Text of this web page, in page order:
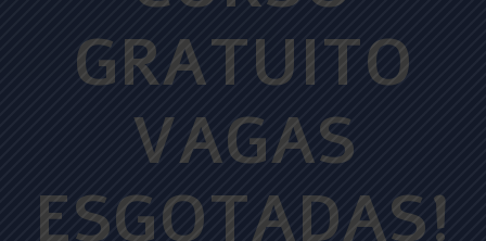
GRATUITO
VAGAS
ESGOTADAS!